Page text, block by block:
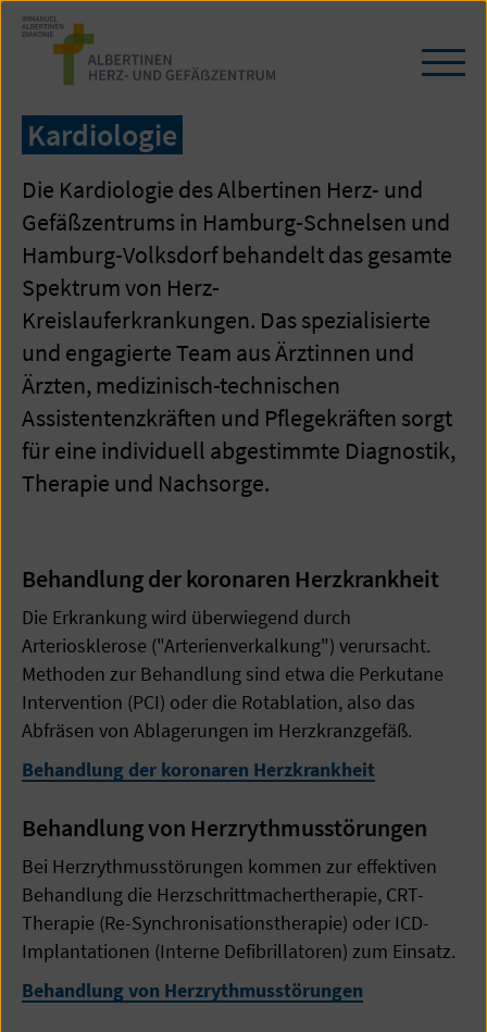
Zum
Seiteninhalt
springen
Kardiologie
Die Kardiologie des Albertinen Herz- und
Gefäßzentrums in Hamburg-Schnelsen und
Hamburg-Volksdorf behandelt das gesamte
Spektrum von Herz-
Kreislauferkrankungen. Das spezialisierte
und engagierte Team aus Ärztinnen und
Ärzten, medizinisch-technischen
Assistentenzkräften und Pflegekräften sorgt
für eine individuell abgestimmte Diagnostik,
Therapie und Nachsorge.
Behandlung der koronaren Herzkrankheit
Die Erkrankung wird überwiegend durch
Arteriosklerose ("Arterienverkalkung") verursacht.
Methoden zur Behandlung sind etwa die Perkutane
Intervention (PCI) oder die Rotablation, also das
Abfräsen von Ablagerungen im Herzkranzgefäß.
Behandlung der koronaren Herzkrankheit
Behandlung von Herzrythmusstörungen
Bei Herzrythmusstörungen kommen zur effektiven
Behandlung die Herzschrittmachertherapie, CRT-
Therapie (Re-Synchronisationstherapie) oder ICD-
Implantationen (Interne Defibrillatoren) zum Einsatz.
Behandlung von Herzrythmusstörungen